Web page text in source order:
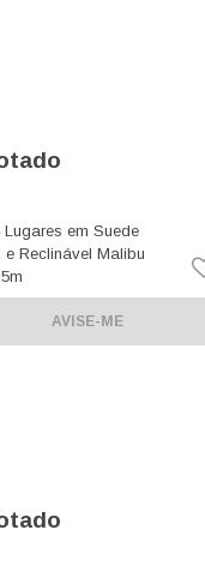
Lugares em Suede
e Reclinável Malibu
AVISE-ME